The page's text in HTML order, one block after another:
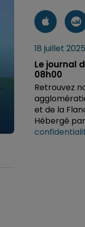
18 juillet
Le journal
08h00
Retrouvez
et de la
Hébergé